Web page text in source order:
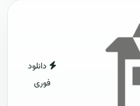
دانلود
فوری